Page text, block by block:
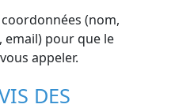
(nom,
email) pour que le
appeler.
DES